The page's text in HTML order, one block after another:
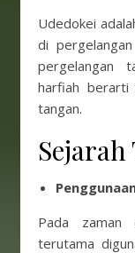
Udedokei
di
pergelangan
harfiah berarti
tangan.
Sejarah
Pada zaman
terutama